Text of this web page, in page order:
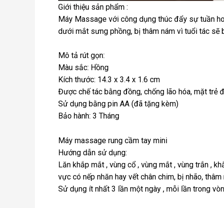
Giới thiệu sản phẩm :
Máy Massage với công dụng thúc đẩy sự tuần
dưới mắt sưng phồng, bị thâm nám vì tuổi tác
Mô tả rút gọn:
Màu sắc: Hồng
Kích thước: 14.3 x 3.4 x 1.6 cm
Được chế tác bằng đồng, chống lão hóa, mặt trẻ
Sử dụng bằng pin AA (đã tặng kèm)
Bảo hành: 3 Tháng
Máy massage rung cầm tay mini
Hướng dẫn sử dụng:
Lăn khắp mắt , vùng cổ , vùng mắt , vùng trắn ,
vực có nếp nhăn hay vết chân chim, bị nhão,
Sử dụng ít nhất 3 lần một ngày , mỗi lần trong